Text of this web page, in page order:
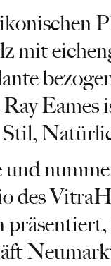
mit
Stil,
des